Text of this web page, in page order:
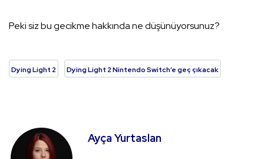
Peki siz bu gecikme hakkında ne düşünüyorsunuz?
Dying Light 2 Dying Light 2 Nintendo Switch’e geç çıkacak
Ayça Yurtaslan